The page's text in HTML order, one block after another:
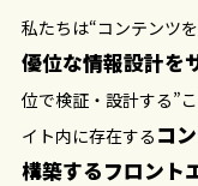
私たちは“コンテンツ
優位な情報設計を
位で検証・設計する”
イト内に存在する コ
構築するフロント